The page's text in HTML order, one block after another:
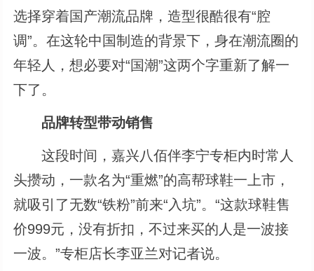
选择穿着国产潮流品牌，造型很酷很有“腔
调”。在这轮中国制造的背景下，身在潮流圈的
年轻人，想必要对“国潮”这两个字重新了解一
下了。
品牌转型带动销售
这段时间，嘉兴八佰伴李宁专柜内时常人
头攒动，一款名为“重燃”的高帮球鞋一上市，
就吸引了无数“铁粉”前来“入坑”。“这款球鞋售
价999元，没有折扣，不过来买的人是一波接
一波。”专柜店长李亚兰对记者说。